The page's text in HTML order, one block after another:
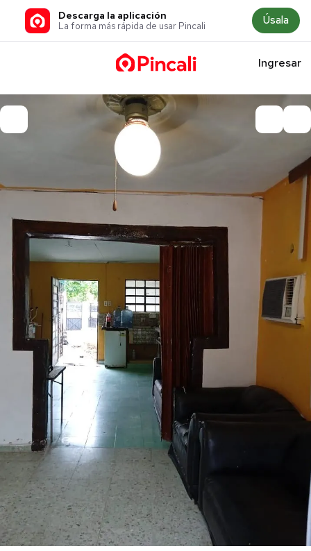
Descarga la aplicación
La forma más rápida de usar Pincali Úsala
Ingresar